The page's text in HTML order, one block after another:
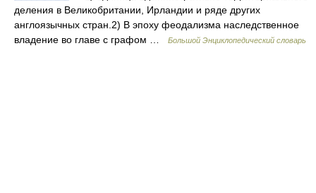
деления в Великобритании, Ирландии и ряде других
англоязычных стран.2) В эпоху феодализма наследственное
владение во главе с графом …
Большой Энциклопедический словарь